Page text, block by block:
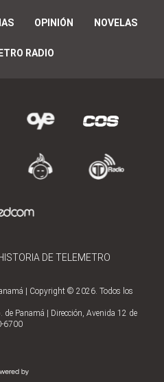
OPINIÓN NOVELAS
RADIO
DE TELEMETRO
| Copyright © 2026. Todos los
Panamá | Dirección, Avenida 12 de
6700